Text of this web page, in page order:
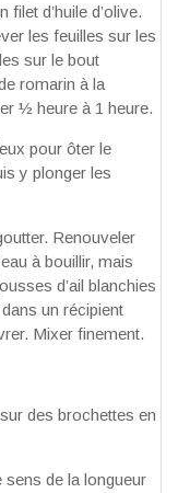
d’huile d’olive.
les feuilles sur les
sur le bout
romarin à la
½ heure à 1 heure.
pour ôter le
y plonger les
Renouveler
à bouillir, mais
d’ail blanchies
un récipient
Mixer finement.
des brochettes en
sens de la longueur